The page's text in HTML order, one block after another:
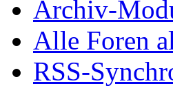
Archiv-
Alle Foren
RSS-